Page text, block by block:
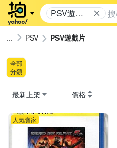
PSV遊戲
片
PSV PSV遊戲片
全部
分類
最新上架 價格
人氣賣家